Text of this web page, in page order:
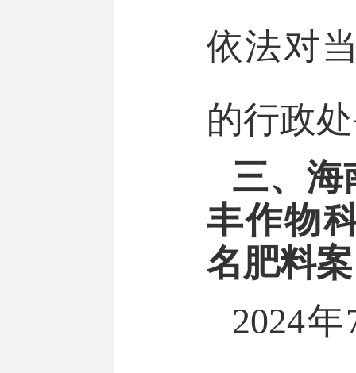
依法对
的行政
三、海
丰作物
名肥料案
2024